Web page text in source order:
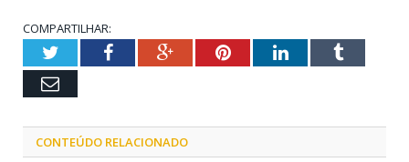
COMPARTILHAR:
TwitterFacebookGoogle+PinterestLinkedInTumblr
Email
CONTEÚDO RELACIONADO